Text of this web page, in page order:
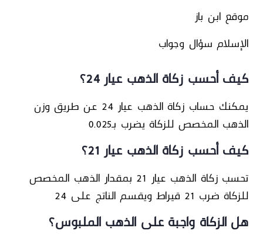
موقع ابن باز
الإسلام سؤال وجواب
كيف أحسب زكاة الذهب عيار 24؟
يمكنك حساب زكاة الذهب عيار 24 عن طريق وزن
الذهب المخصص للزكاة يضرب بـ0.025
كيف أحسب زكاة الذهب عيار 21؟
تحسب زكاة الذهب عيار 21 بمقدار الذهب المخصص
للزكاة ضرب 21 قيراط ويقسم الناتج على 24
هل الزكاة واجبة على الذهب الملبوس؟